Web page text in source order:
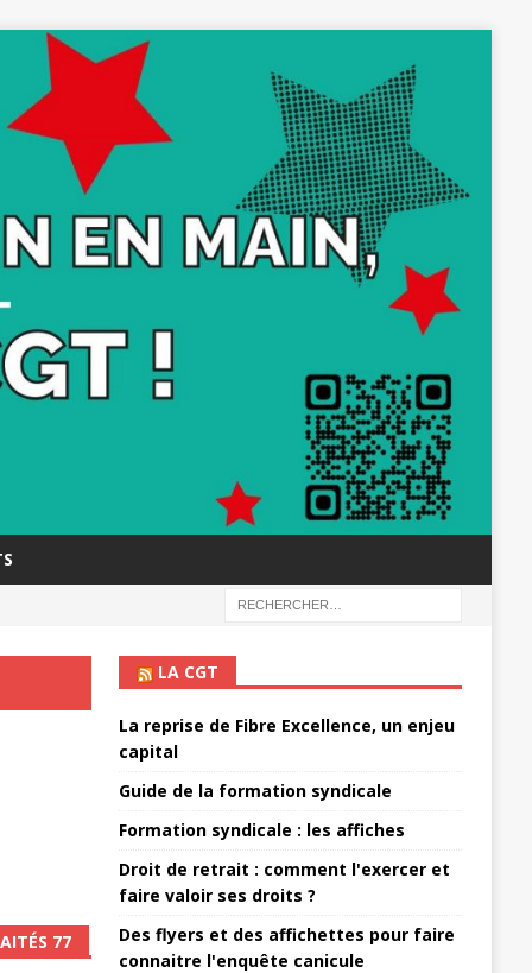
77
LA CGT
La reprise de Fibre Excellence, un enjeu
capital
Guide de la formation syndicale
Formation syndicale : les affiches
Droit de retrait : comment l'exercer et
faire valoir ses droits ?
Des flyers et des affichettes pour faire
connaitre l'enquête canicule